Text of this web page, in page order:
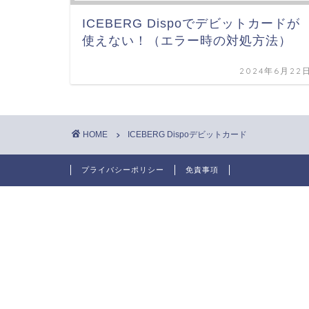
ICEBERG Dispoでデビットカードが
使えない！（エラー時の対処方法）
2024年6月22
HOME ICEBERG Dispoデビットカード
プライバシーポリシー 免責事項